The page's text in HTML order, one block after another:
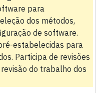
para
dos métodos,
de software.
estabelecidas para
Participa de revisões
do trabalho dos